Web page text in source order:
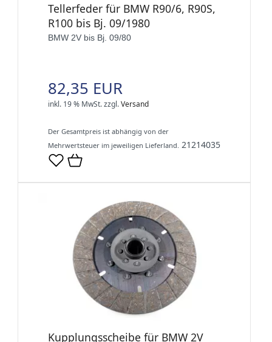
Tellerfeder für BMW R90/6, R90S,
R100 bis Bj. 09/1980
BMW 2V bis Bj. 09/80
82,35 EUR
inkl. 19 % MwSt.zzgl.Versand
Der Gesamtpreis ist abhängig von der
Mehrwertsteuer im jeweiligen Lieferland. 21214035
Kupplungsscheibe für BMW 2V